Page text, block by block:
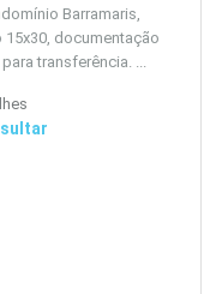
Barramaris,
15x30, documentação
transferência. ...